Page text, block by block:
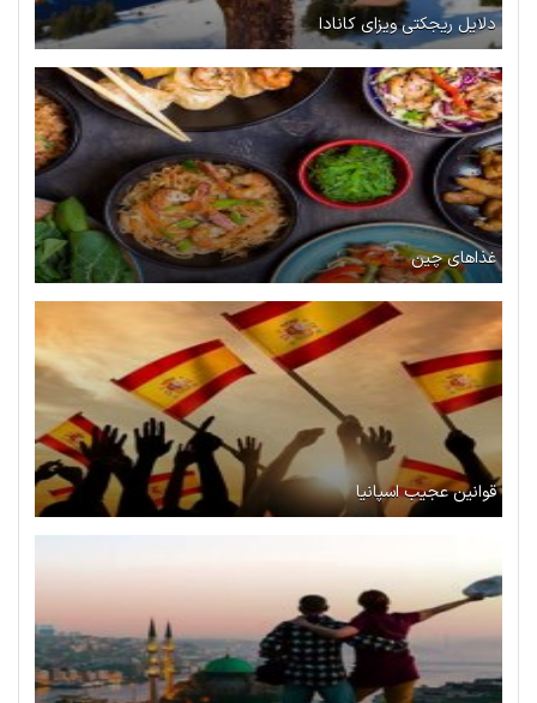
دلایل ریجکتی ویزای کانادا
غذاهای چین
قوانین عجیب اسپانیا